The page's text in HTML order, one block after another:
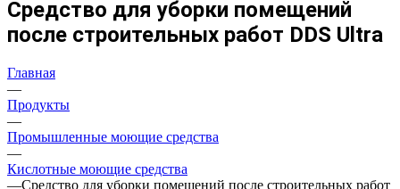
Средство для уборки помещений
после строительных работ DDS Ultra
Главная
—
Продукты
—
Промышленные моющие средства
—
Кислотные моющие средства
—Средство для уборки помещений после строительных работ